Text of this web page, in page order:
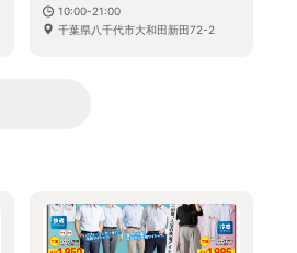
10:00-21:00
千葉県八千代市大和田新田72-2